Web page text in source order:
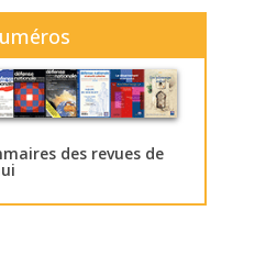
des revues de